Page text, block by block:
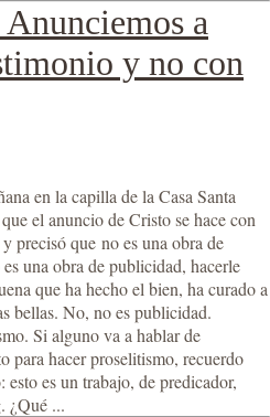
a
y no con
en la capilla de la Casa Santa
el anuncio de Cristo se hace con
precisó que no es una obra de
una obra de publicidad, hacerle
que ha hecho el bien, ha curado a
bellas. No, no es publicidad.
Si alguno va a hablar de
para hacer proselitismo, recuerdo
es un trabajo, de predicador,
¿Qué ...